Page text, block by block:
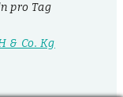
pro Tag